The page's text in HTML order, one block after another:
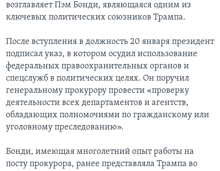
возглавляет Пэм Бонди, являющаяся одним из
ключевых политических союзников Трампа.
После вступления в должность 20 января президент
подписал указ, в котором осудил использование
федеральных правоохранительных органов и
спецслужб в политических целях. Он поручил
генеральному прокурору провести «проверку
деятельности всех департаментов и агентств,
обладающих полномочиями по гражданскому или
уголовному преследованию».
Бонди, имеющая многолетний опыт работы на
посту прокурора, ранее представляла Трампа во